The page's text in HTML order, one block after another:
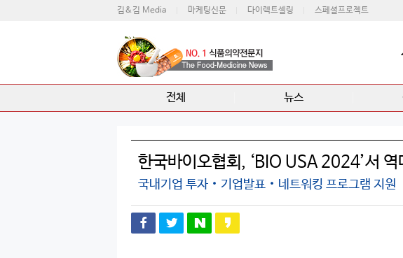
김&김 Media 마케팅신문 다이렉트셀링 스페셜프로젝트
전체 뉴스
한국바이오협회, ‘BIO USA 2024’서 역
국내기업 투자‧기업발표‧네트워킹 프로그램 지원